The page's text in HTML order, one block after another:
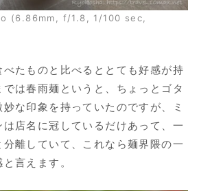
(6.86mm, f/1.8, 1/100 sec,
べたものと比べるととても好感が持
は春雨麺というと、ちょっとゴタ
な印象を持っていたのですが、ミ
店名に冠しているだけあって、一
離していて、これなら麺界隈の一
言えます。